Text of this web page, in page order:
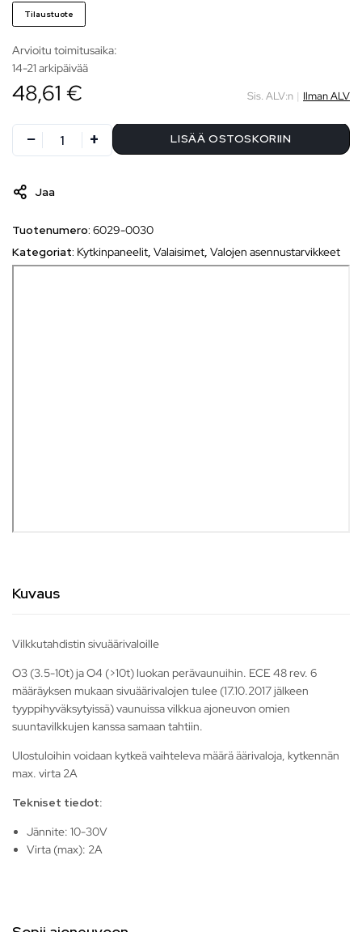
Tilaustuote
Arvioitu toimitusaika:
14-21 arkipäivää
48,61 € Sis. ALV:n | Ilman ALV
LISÄÄ OSTOSKORIIN
Jaa
Tuotenumero: 6029-0030
Kategoriat: Kytkinpaneelit, Valaisimet, Valojen asennustarvikkeet
Kuvaus
Vilkkutahdistin sivuäärivaloille
O3 (3.5-10t) ja O4 (>10t) luokan perävaunuihin. ECE 48 rev. 6
määräyksen mukaan sivuäärivalojen tulee (17.10.2017 jälkeen
tyyppihyväksytyissä) vaunuissa vilkkua ajoneuvon omien
suuntavilkkujen kanssa samaan tahtiin.
Ulostuloihin voidaan kytkeä vaihteleva määrä äärivaloja, kytkennän
max. virta 2A
Tekniset tiedot:
Jännite: 10-30V
Virta (max): 2A